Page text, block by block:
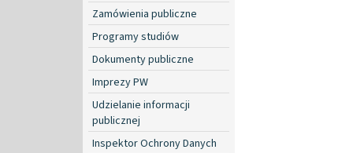
Zamówienia publiczne
Programy studiów
Dokumenty publiczne
Imprezy PW
Udzielanie informacji
publicznej
Inspektor Ochrony Danych